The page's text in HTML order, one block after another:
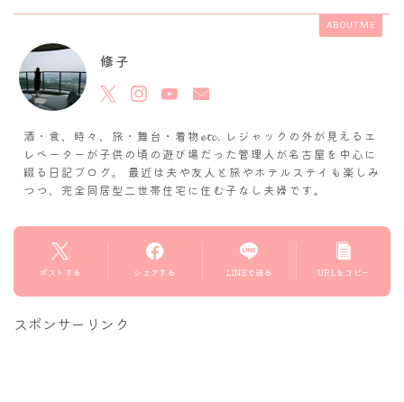
ABOUT ME
修子
酒・食、時々、旅・舞台・着物𝓮𝓽𝓬. レジャックの外が見えるエ
レベーターが子供の頃の遊び場だった管理人が名古屋を中心に
綴る日記ブログ。 最近は夫や友人と旅やホテルステイも楽しみ
つつ、完全同居型二世帯住宅に住む子なし夫婦です。
ポストする シェアする LINEで送る URLをコピー
スポンサーリンク